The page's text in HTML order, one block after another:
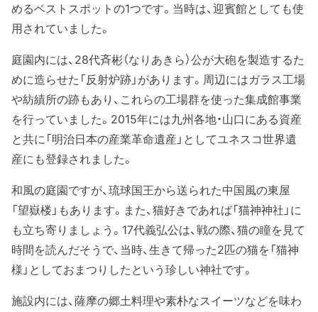
めるベストスポットの1つです。当時は、迎賓館としても使
用されていました。
庭園内には、28代斉彬（なりあきら）公が大砲を製造するた
めに造らせた「反射炉跡」があります。周辺にはガラス工場
や紡績所の跡もあり、これらの工場群を使った集成館事業
を行っていました。2015年には九州各地・山口にある資産
と共に「明治日本の産業革命遺産」としてユネスコ世界遺
産にも登録されました。
和風の庭園ですが、琉球国王から送られた中国風の東屋
「望嶽楼」もあります。また、猫好きであれば「猫神神社」に
も立ち寄りましょう。17代義弘公は、戦の際、猫の瞳を見て
時間を読んだそうで、当時、生きて帰った2匹の猫を「猫神
様」としておまつりしたという珍しい神社です。
施設内には、薩摩の郷土料理や素朴なスイーツなどを味わ